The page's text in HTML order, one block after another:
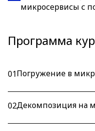
микросервисы с
Программа
01Погружение в
02Декомпозиция на